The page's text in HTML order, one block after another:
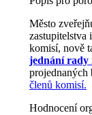
Město
zastupitelstva
komisí, nově
jednání rady
projednaných
členů komisí.
Hodnocení